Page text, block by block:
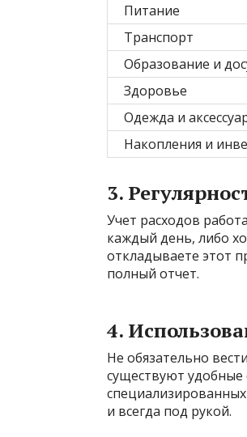
Питание
Транспорт
Образование и
Здоровье
Одежда и
Накопления и
3.
Учет расходов
каждый день, либо
откладываете этот
полный отчет.
4.
Не обязательно
существуют
и всегда под рукой.